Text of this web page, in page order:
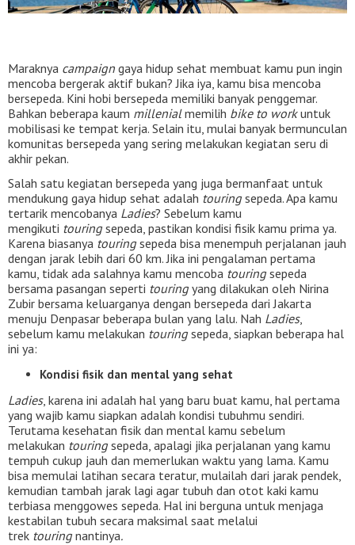
Maraknya campaign gaya hidup sehat membuat kamu pun ingin
mencoba bergerak aktif bukan? Jika iya, kamu bisa mencoba
bersepeda. Kini hobi bersepeda memiliki banyak penggemar.
Bahkan beberapa kaum millenialmemilih bike to workuntuk
mobilisasi ke tempat kerja. Selain itu, mulai banyak bermunculan
komunitas bersepeda yang sering melakukan kegiatan seru di
akhir pekan.
Salah satu kegiatan bersepeda yang juga bermanfaat untuk
mendukung gaya hidup sehat adalah touringsepeda. Apa kamu
tertarik mencobanya Ladies? Sebelum kamu
mengikuti touringsepeda, pastikan kondisi fisik kamu prima ya.
Karena biasanya touringsepeda bisa menempuh perjalanan jauh
dengan jarak lebih dari 60 km. Jika ini pengalaman pertama
kamu, tidak ada salahnya kamu mencoba touringsepeda
bersama pasangan seperti touringyang dilakukan oleh Nirina
Zubir bersama keluarganya dengan bersepeda dari Jakarta
menuju Denpasar beberapa bulan yang lalu. Nah Ladies,
sebelum kamu melakukan touringsepeda, siapkan beberapa hal
ini ya:
Kondisi fisik dan mental yang sehat
Ladies, karena ini adalah hal yang baru buat kamu, hal pertama
yang wajib kamu siapkan adalah kondisi tubuhmu sendiri.
Terutama kesehatan fisik dan mental kamu sebelum
melakukan touringsepeda, apalagi jika perjalanan yang kamu
tempuh cukup jauh dan memerlukan waktu yang lama. Kamu
bisa memulai latihan secara teratur, mulailah dari jarak pendek,
kemudian tambah jarak lagi agar tubuh dan otot kaki kamu
terbiasa menggowes sepeda. Hal ini berguna untuk menjaga
kestabilan tubuh secara maksimal saat melalui
trek touringnantinya.